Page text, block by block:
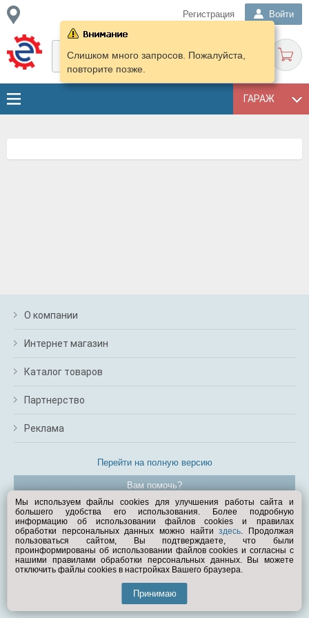
Регистрация Войти
ГАРАЖ
Слишком много запросов. Пожалуйста,
повторите позже.
О компании
Интернет магазин
Каталог товаров
Партнерство
Реклама
Перейти на полную версию
Вам помочь?
© Exist.ru 1998—2026
Мы используем файлы cookies для улучшения работы сайта и
большего удобства его использования. Более подробную
информацию об использовании файлов cookies и правилах
обработки персональных данных можно найтиздесь. Продолжая
пользоваться сайтом, Вы подтверждаете, что были
проинформированы об использовании файлов cookies и согласны с
нашими правилами обработки персональных данных. Вы можете
отключить файлы cookies в настройках Вашего браузера.
Принимаю